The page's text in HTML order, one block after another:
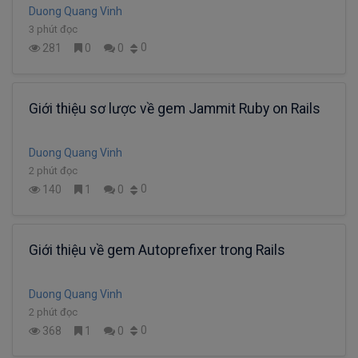
Duong Quang Vinh
3 phút đọc
281 0 0 0
Giới thiệu sơ lược về gem Jammit Ruby on Rails
Duong Quang Vinh
2 phút đọc
140 1 0 0
Giới thiệu về gem Autoprefixer trong Rails
Duong Quang Vinh
2 phút đọc
368 1 0 0